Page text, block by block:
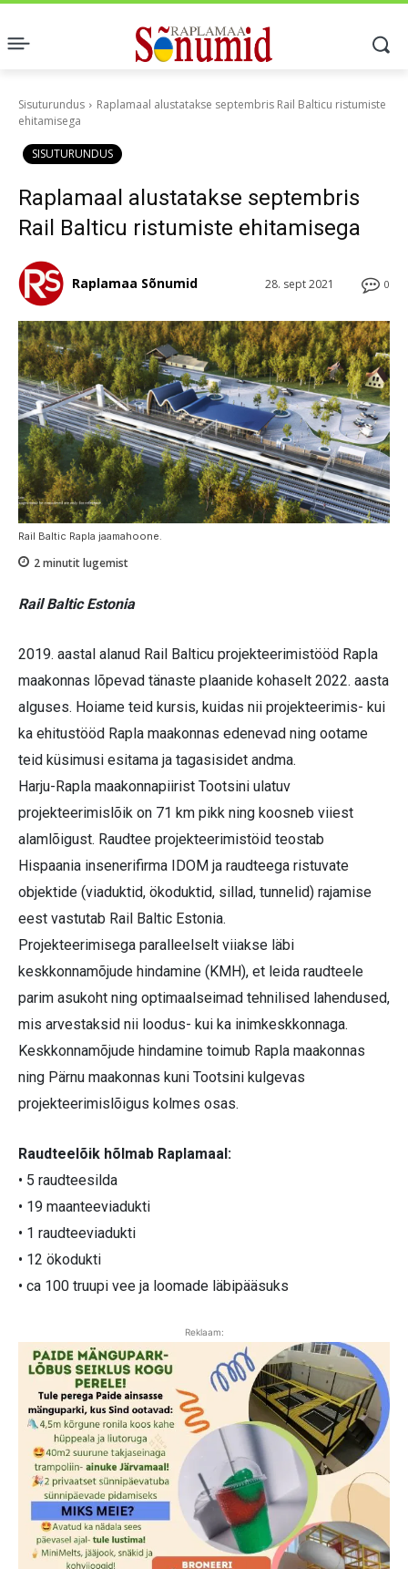
Sisuturundus
Raplamaal alustatakse septembris Rail Balticu ristumiste
ehitamisega
SISUTURUNDUS
Raplamaal alustatakse septembris
Rail Balticu ristumiste ehitamisega
0
28. sept 2021
Raplamaa Sõnumid
Rail Baltic Rapla jaamahoone.
2minutit lugemist
Rail Baltic Estonia
2019. aastal alanud Rail Balticu projekteerimistööd Rapla
maakonnas lõpevad tänaste plaanide kohaselt 2022. aasta
alguses. Hoiame teid kursis, kuidas nii projekteerimis- kui
ka ehitustööd Rapla maakonnas edenevad ning ootame
teid küsimusi esitama ja tagasisidet andma.
Harju-Rapla maakonnapiirist Tootsini ulatuv
projekteerimislõik on 71 km pikk ning koosneb viiest
alamlõigust. Raudtee projekteerimistöid teostab
Hispaania insenerifirma IDOM ja raudteega ristuvate
objektide (viaduktid, ökoduktid, sillad, tunnelid) rajamise
eest vastutab Rail Baltic Estonia.
Projekteerimisega paralleelselt viiakse läbi
keskkonnamõjude hindamine (KMH), et leida raudteele
parim asukoht ning optimaalseimad tehnilised lahendused,
mis arvestaksid nii loodus- kui ka inimkeskkonnaga.
Keskkonnamõjude hindamine toimub Rapla maakonnas
ning Pärnu maakonnas kuni Tootsini kulgevas
projekteerimislõigus kolmes osas.
Raudteelõik hõlmab Raplamaal:
• 5 raudteesilda
• 19 maanteeviadukti
• 1 raudteeviadukti
• 12 ökodukti
• ca 100 truupi vee ja loomade läbipääsuks
Reklaam: